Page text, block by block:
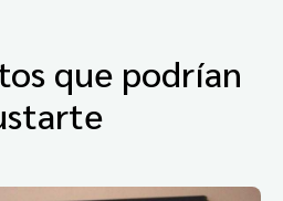
que podrían